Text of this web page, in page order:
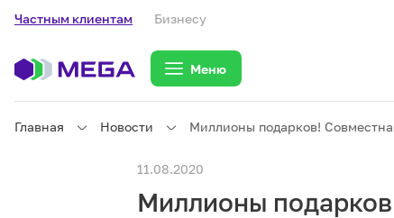
Частным клиентам Бизнесу
Меню
Частным клиентам
Главная Новости Миллионы подарков!
11.08.2020
Миллионы